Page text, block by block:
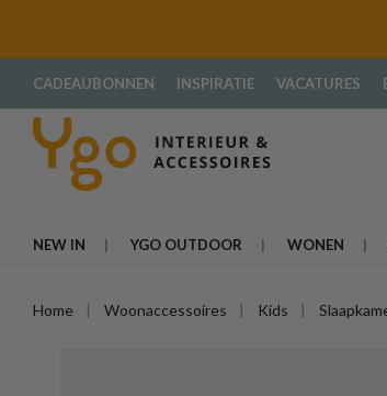
CADEAUBONNEN INSPIRATIE VACATURES
NEW IN YGO OUTDOOR WONEN
Home Woonaccessoires Kids